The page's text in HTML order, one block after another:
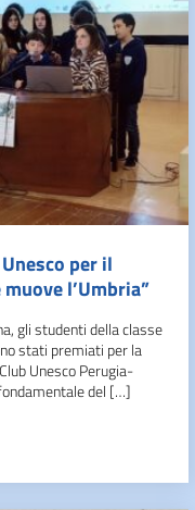
per il
l’Umbria”
gli studenti della classe
stati premiati per la
Unesco Perugia-
del […]